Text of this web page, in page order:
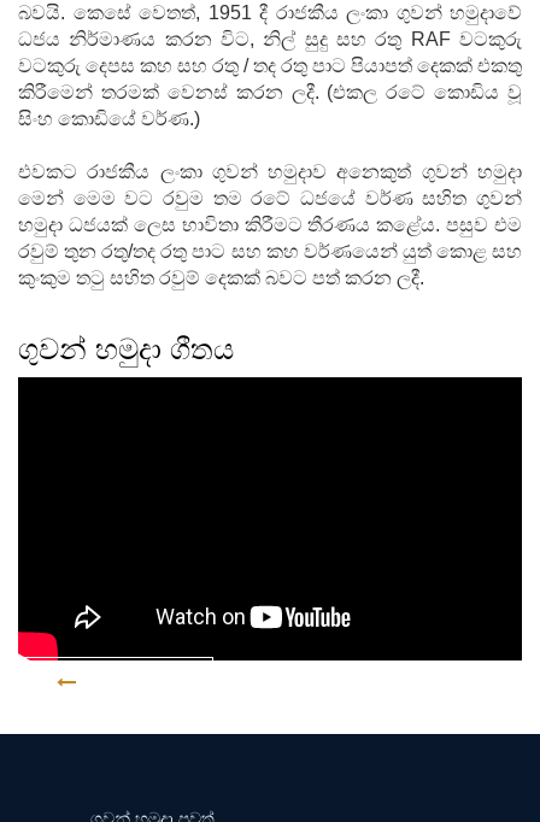
බවයි. කෙසේ වෙතත්, 1951 දී රාජකීය ලංකා ගුවන් හමුදාවේ
ධජය නිර්මාණය කරන විට, නිල් සුදු සහ රතු RAF වටකුරු
වටකුරු දෙපස කහ සහ රතු / තද රතු පාට පියාපත් දෙකක් එකතු
කිරීමෙන් තරමක් වෙනස් කරන ලදී. (එකල රටේ කොඩිය වූ
සිංහ කොඩියේ වර්ණ.)
එවකට රාජකීය ලංකා ගුවන් හමුදාව අනෙකුත් ගුවන් හමුදා
මෙන් මෙම වට රවුම තම රටේ ධජයේ වර්ණ සහිත ගුවන්
හමුදා ධජයක් ලෙස භාවිතා කිරීමට තීරණය කළේය. පසුව එම
රවුම් තුන රතු/තද රතු පාට සහ කහ වර්ණයෙන් යුත් කොළ සහ
කුංකුම තටු සහිත රවුම් දෙකක් බවට පත් කරන ලදී.
ගුවන් හමුදා ගීතය